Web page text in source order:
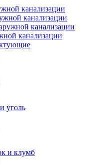
канализации
канализации
канализации
канализации
уголь
и клумб